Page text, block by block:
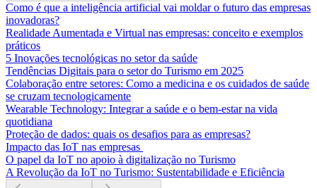
Como é que a inteligência artificial vai moldar o futuro das empresas
inovadoras?
Realidade Aumentada e Virtual nas empresas: conceito e exemplos
práticos
5 Inovações tecnológicas no setor da saúde
Tendências Digitais para o setor do Turismo em 2025
Colaboração entre setores: Como a medicina e os cuidados de saúde
se cruzam tecnologicamente
Wearable Technology: Integrar a saúde e o bem-estar na vida
quotidiana
Proteção de dados: quais os desafios para as empresas?
Impacto das IoT nas empresas
O papel da IoT no apoio à digitalização no Turismo
A Revolução da IoT no Turismo: Sustentabilidade e Eficiência